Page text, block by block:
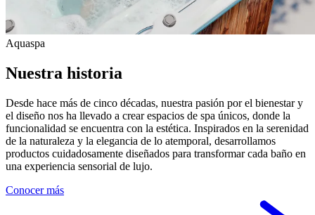
Aquaspa
Nuestra historia
Desde hace más de cinco décadas, nuestra pasión por el bienestar y
el diseño nos ha llevado a crear espacios de spa únicos, donde la
funcionalidad se encuentra con la estética. Inspirados en la serenidad
de la naturaleza y la elegancia de lo atemporal, desarrollamos
productos cuidadosamente diseñados para transformar cada baño en
una experiencia sensorial de lujo.
Conocer más